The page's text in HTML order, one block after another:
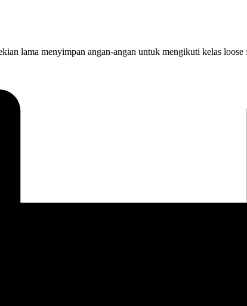
lama menyimpan angan-angan untuk mengikuti kelas